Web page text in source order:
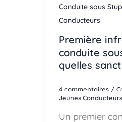
Conduite sous
Conducteurs
Première
conduite
quelles
4 commentaires /
Jeunes Conducteurs
Un premier